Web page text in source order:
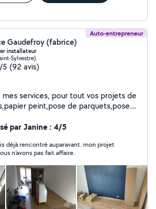
Auto-entrepreneur
Gaudefroy (fabrice)
installateur
Sylvestre)
5 (92 avis)
services, pour tout vos projets de
peint,pose de parquets,pose
satisfaire. Soucieux de vos
un chantier propre grâce a la
protections, j'intervient avec du
mes ponceuses et scies sont
aspirateurs. conscient que je suis
a intervenir sur votre projet, j'apporte
de la mise en œuvre jusqu'aux
par Janine : 4/5
déjà rencontré auparavant. mon projet
pas. Nous n'avons pas fait affaire.